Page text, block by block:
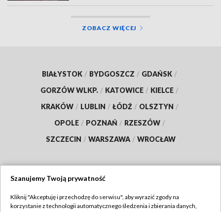
ZOBACZ WIĘCEJ
BIAŁYSTOK / BYDGOSZCZ / GDAŃSK /
GORZÓW WLKP. / KATOWICE / KIELCE /
KRAKÓW / LUBLIN / ŁÓDŹ / OLSZTYN /
OPOLE / POZNAŃ / RZESZÓW /
SZCZECIN / WARSZAWA / WROCŁAW
TVP
Szanujemy Twoją prywatność
Kliknij "Akceptuję i przechodzę do serwisu", aby wyrazić zgody na
korzystanie z technologii automatycznego śledzenia i zbierania danych,